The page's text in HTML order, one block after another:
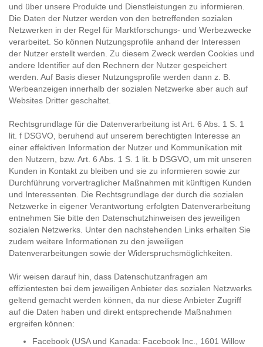
und über unsere Produkte und Dienstleistungen zu informieren.
Die Daten der Nutzer werden von den betreffenden sozialen
Netzwerken in der Regel für Marktforschungs- und Werbezwecke
verarbeitet. So können Nutzungsprofile anhand der Interessen
der Nutzer erstellt werden. Zu diesem Zweck werden Cookies und
andere Identifier auf den Rechnern der Nutzer gespeichert
werden. Auf Basis dieser Nutzungsprofile werden dann z. B.
Werbeanzeigen innerhalb der sozialen Netzwerke aber auch auf
Websites Dritter geschaltet.
Rechtsgrundlage für die Datenverarbeitung ist Art. 6 Abs. 1 S. 1
lit. f DSGVO, beruhend auf unserem berechtigten Interesse an
einer effektiven Information der Nutzer und Kommunikation mit
den Nutzern, bzw. Art. 6 Abs. 1 S. 1 lit. b DSGVO, um mit unseren
Kunden in Kontakt zu bleiben und sie zu informieren sowie zur
Durchführung vorvertraglicher Maßnahmen mit künftigen Kunden
und Interessenten. Die Rechtsgrundlage der durch die sozialen
Netzwerke in eigener Verantwortung erfolgten Datenverarbeitung
entnehmen Sie bitte den Datenschutzhinweisen des jeweiligen
sozialen Netzwerks. Unter den nachstehenden Links erhalten Sie
zudem weitere Informationen zu den jeweiligen
Datenverarbeitungen sowie der Widerspruchsmöglichkeiten.
Wir weisen darauf hin, dass Datenschutzanfragen am
effizientesten bei dem jeweiligen Anbieter des sozialen Netzwerks
geltend gemacht werden können, da nur diese Anbieter Zugriff
auf die Daten haben und direkt entsprechende Maßnahmen
ergreifen können:
Facebook (USA und Kanada: Facebook Inc., 1601 Willow